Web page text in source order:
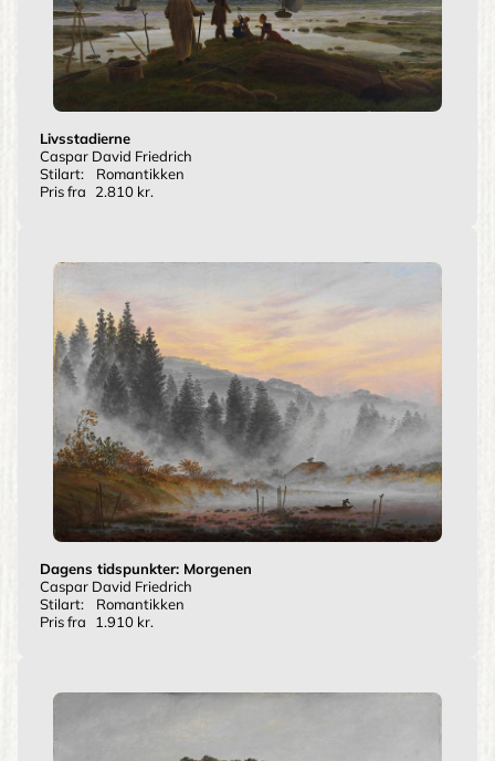
Livsstadierne
Caspar David Friedrich
Stilart:
Romantikken
Pris fra
2.810 kr.
Dagens tidspunkter: Morgenen
Caspar David Friedrich
Stilart:
Romantikken
Pris fra
1.910 kr.